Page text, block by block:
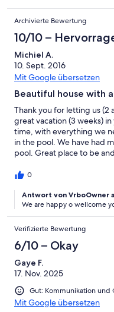
Archivierte Bewertung
10/10 –
Michiel A.
10. Sept. 2016
Mit Google übersetzen
Beautiful house with
Thank you for letting us (2
great vacation (3 weeks)
time, with everything we
in the pool. We have had
pool. Great place to be
0
Antwort von VrboOwner
We are happy o wellcome
Verifizierte Bewertung
6/10 – Okay
Gaye F.
17. Nov. 2025
Gut: Kommunikation und
Mit Google übersetzen